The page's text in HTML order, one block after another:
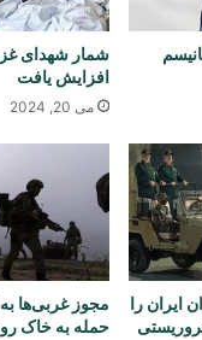
افزایش یافت
می 20, 2024
ایران را
مجوز غربی‌ها
حمله به خاک